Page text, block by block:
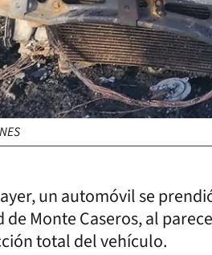
un automóvil se
de Monte Caseros, al
total del vehículo.